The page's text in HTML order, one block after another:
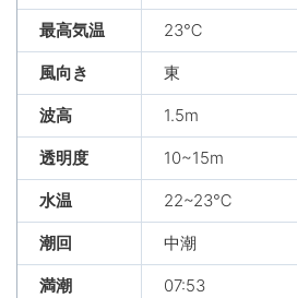
最高気温 23℃
風向き 東
波高 1.5m
透明度 10~15m
水温 22~23℃
潮回 中潮
満潮 07:53